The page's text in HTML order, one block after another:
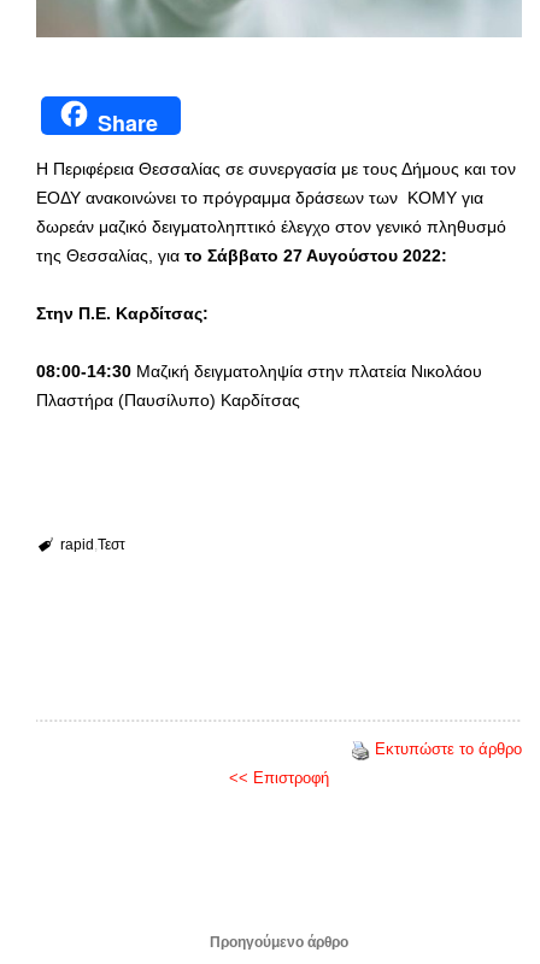
Share
Η Περιφέρεια Θεσσαλίας σε συνεργασία με τους Δήμους και τον
ΕΟΔΥ ανακοινώνει το πρόγραμμα δράσεων των ΚΟΜΥ για
δωρεάν μαζικό δειγματοληπτικό έλεγχο στον γενικό πληθυσμό
της Θεσσαλίας, για το Σάββατο 27 Αυγούστου 2022:
Στην Π.Ε. Καρδίτσας:
08:00-14:30 Μαζική δειγματοληψία στην πλατεία Νικολάου
Πλαστήρα (Παυσίλυπο) Καρδίτσας
rapid Τεστ
Εκτυπώστε το άρθρο
<< Επιστροφή
Προηγούμενο άρθρο